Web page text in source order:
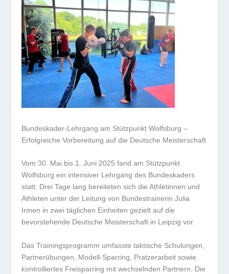
Bundeskader-Lehrgang am Stützpunkt Wolfsburg –
Erfolgreiche Vorbereitung auf die Deutsche Meisterschaft
Vom 30. Mai bis 1. Juni 2025 fand am Stützpunkt
Wolfsburg ein intensiver Lehrgang des Bundeskaders
statt. Drei Tage lang bereiteten sich die Athletinnen und
Athleten unter der Leitung von Bundestrainerin Julia
Irmen in zwei täglichen Einheiten gezielt auf die
bevorstehende Deutsche Meisterschaft in Leipzig vor.
Das Trainingsprogramm umfasste taktische Schulungen,
Partnerübungen, Modell-Sparring, Pratzerarbeit sowie
kontrolliertes Freisparring mit wechselnden Partnern. Die